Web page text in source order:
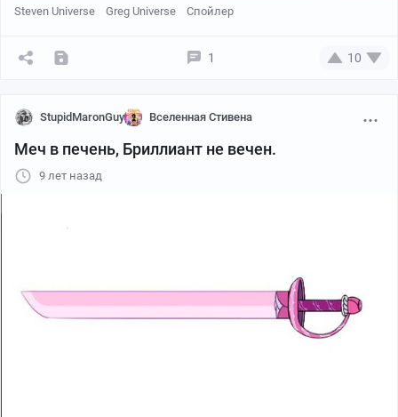
Steven Universe Greg Universe Спойлер
1 10
StupidMaronGuy Вселенная Стивена
Меч в печень, Бриллиант не вечен.
9 лет назад